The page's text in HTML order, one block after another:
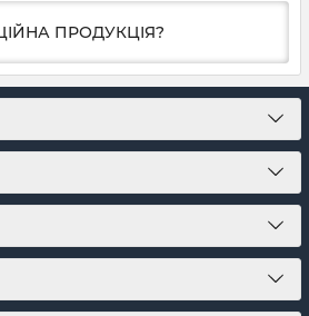
ПРОДУКЦІЯ?